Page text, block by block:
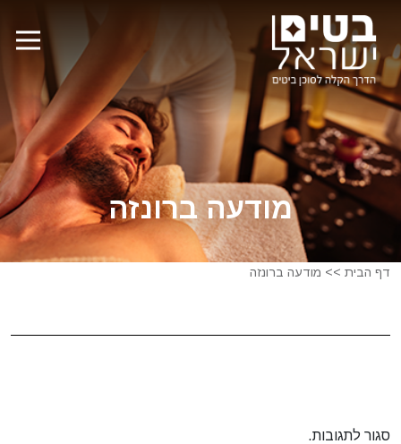
מודעה ברונזה
דף הבית >> מודעה ברונזה
סגור לתגובות.